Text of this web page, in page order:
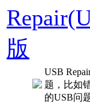
版
USB
题，比如
的USB问